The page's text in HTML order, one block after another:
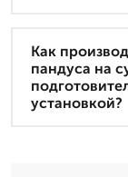
Как
пандуса на
установкой?